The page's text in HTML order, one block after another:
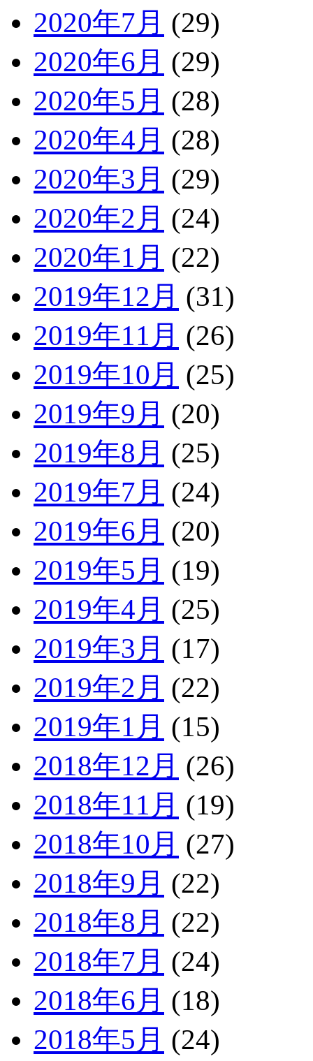
2020年7月 (29)
2020年6月 (29)
2020年5月 (28)
2020年4月 (28)
2020年3月 (29)
2020年2月 (24)
2020年1月 (22)
2019年12月 (31)
2019年11月 (26)
2019年10月 (25)
2019年9月 (20)
2019年8月 (25)
2019年7月 (24)
2019年6月 (20)
2019年5月 (19)
2019年4月 (25)
2019年3月 (17)
2019年2月 (22)
2019年1月 (15)
2018年12月 (26)
2018年11月 (19)
2018年10月 (27)
2018年9月 (22)
2018年8月 (22)
2018年7月 (24)
2018年6月 (18)
2018年5月 (24)